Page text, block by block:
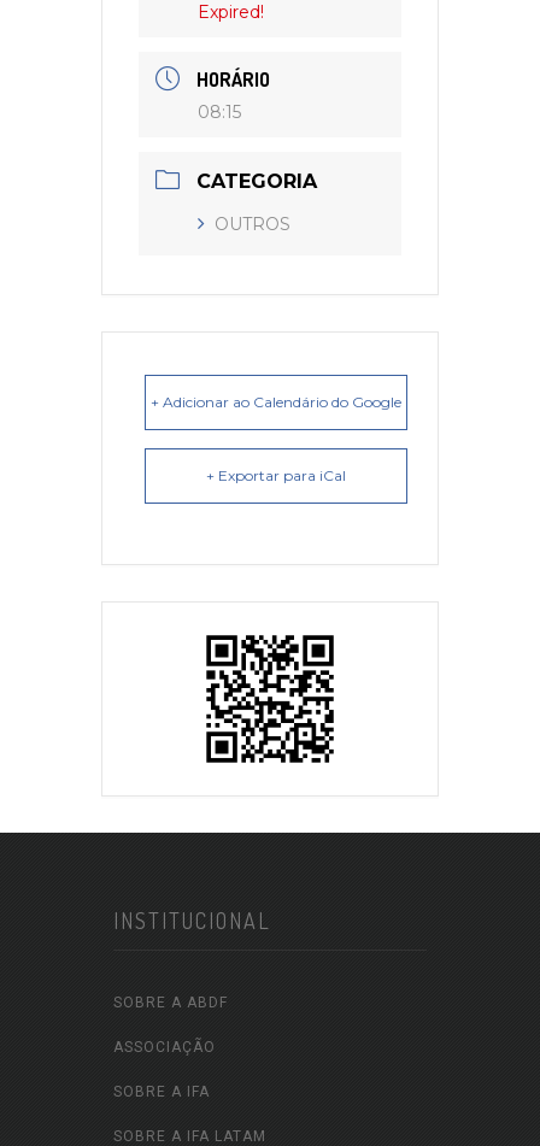
Expired!
HORÁRIO
08:15
CATEGORIA
OUTROS
+ Adicionar ao Calendário do Google
+ Exportar para iCal
INSTITUCIONAL
SOBRE A ABDF
ASSOCIAÇÃO
SOBRE A IFA
SOBRE A IFA LATAM